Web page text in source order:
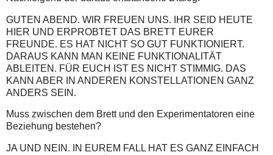
GUTEN ABEND. WIR FREUEN UNS. IHR SEID HEUTE
HIER UND ERPROBTET DAS BRETT EURER
FREUNDE. ES HAT NICHT SO GUT FUNKTIONIERT.
DARAUS KANN MAN KEINE FUNKTIONALITÄT
ABLEITEN. FÜR EUCH IST ES NICHT STIMMIG. DAS
KANN ABER IN ANDEREN KONSTELLATIONEN GANZ
ANDERS SEIN.
Muss zwischen dem Brett und den Experimentatoren eine
Beziehung bestehen?
JA UND NEIN. IN EUREM FALL HAT ES GANZ EINFACH